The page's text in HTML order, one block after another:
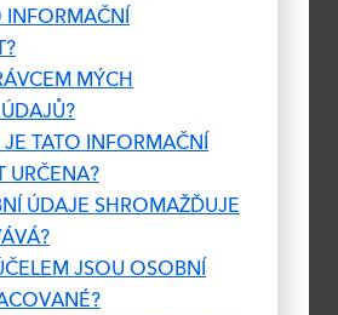
INFORMAČNÍ
MÝCH
TATO INFORMAČNÍ
URČENA?
ÚDAJE SHROMAŽĎUJE
JSOU OSOBNÍ